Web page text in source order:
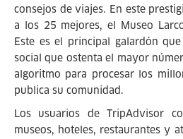
consejos de viajes. En este
a los 25 mejores, el Museo
Este es el principal galardón
social que ostenta el mayor
algoritmo para procesar los
publica su comunidad.
Los usuarios de TripAdvisor
museos, hoteles, restaurantes y